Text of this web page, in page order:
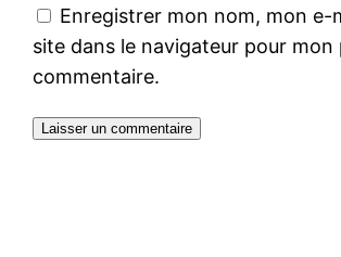
Enregistrer mon nom, mon e-
site dans le navigateur pour mon
commentaire.